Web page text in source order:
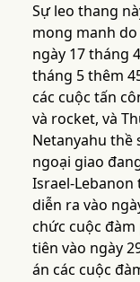
Sự leo thang
mong manh
ngày 17 tháng
tháng 5 thêm
các cuộc tấn
và rocket, và
Netanyahu thề
ngoại giao
Israel-
diễn ra vào
chức cuộc
tiên vào ngày
án các cuộc